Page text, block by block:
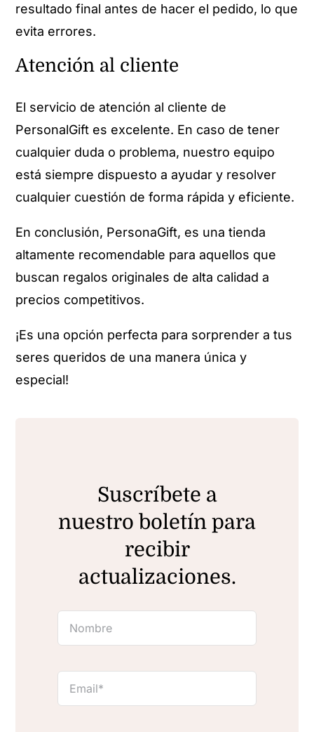
resultado final antes de hacer el pedido, lo que
evita errores.
Atención al cliente
El servicio de atención al cliente de
PersonalGift es excelente. En caso de tener
cualquier duda o problema, nuestro equipo
está siempre dispuesto a ayudar y resolver
cualquier cuestión de forma rápida y eficiente.
En conclusión, PersonaGift, es una tienda
altamente recomendable para aquellos que
buscan regalos originales de alta calidad a
precios competitivos.
¡Es una opción perfecta para sorprender a tus
seres queridos de una manera única y
especial!
Suscríbete a
nuestro boletín para
recibir
actualizaciones.